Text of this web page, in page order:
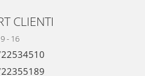
CLIENTI
9 - 16